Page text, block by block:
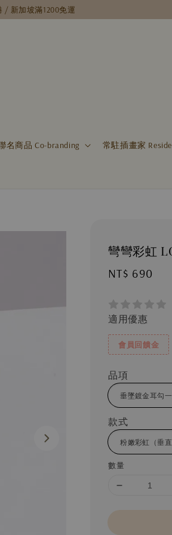
/ 新加坡滿1200免運
名商品 Co-branding 常駐插畫家
彎彎彩虹
Regular
NT$ 690
適用優惠
會員回饋金
品項
款式
數量